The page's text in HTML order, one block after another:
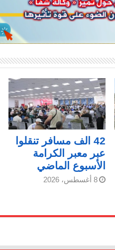
42 الف مسافر تنقلوا
عبر معبر الكرامة
الأسبوع الماضي
8 أغسطس، 2026